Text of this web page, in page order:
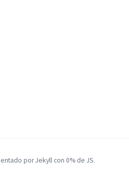
por Jekyll con 0% de JS.